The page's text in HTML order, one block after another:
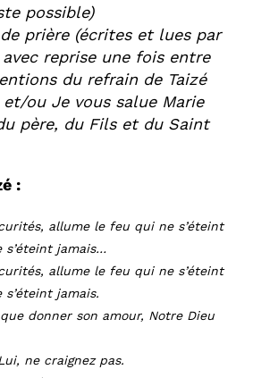
possible)
prière (écrites et lues par
avec reprise une fois entre
du refrain de Taizé
et/ou Je vous salue Marie
père, du Fils et du Saint
:
allume le feu qui ne s’éteint
s’éteint jamais…
allume le feu qui ne s’éteint
jamais.
donner son amour, Notre Dieu
ne craignez pas.